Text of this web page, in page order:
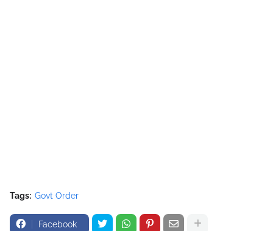
Tags: Govt Order
Facebook